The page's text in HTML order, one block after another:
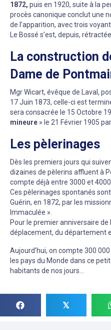
1872, puis en 1920, suite à la
procès canonique conclut une
de l’apparition, avec trois
Le Bossé s’est, depuis,
La construction
Dame de
Mgr Wicart, évêque de Laval,
17 Juin 1873, celle-ci est
sera consacrée le 15 Octobre
mineure » le 21 Février 1905
Les pèlerinages
Dès les premiers jours qui
dizaines de pèlerins affluent à
compte déjà entre 3000 et
Ces pèlerinages spontanés
Guérin, en 1872, par les
Immaculée ».
Pour le premier anniversaire
déplacement, du département
Aujourd’hui, on compte 300
les pays du Monde dans ce
habitants de nos jours…
𝕏